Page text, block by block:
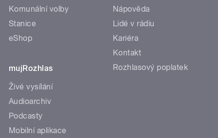
Komunální volby
Stanice
eShop
mujRozhlas
Živé vysílání
Audioarchiv
Podcasty
Mobilní aplikace
Nápověda
Lidé v rádiu
Kariéra
Kontakt
Rozhlasový poplatek